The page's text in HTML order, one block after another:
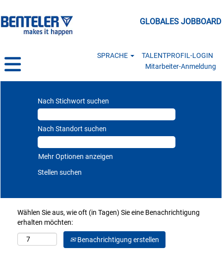
GLOBALES JOBBOARD
SPRACHE
TALENTPROFIL-LOGIN
Mitarbeiter-Anmeldung
Nach Stichwort suchen
Nach Standort suchen
Mehr Optionen anzeigen
Wählen Sie aus, wie oft (in Tagen) Sie eine Benachrichtigung
erhalten möchten:
Benachrichtigung erstellen